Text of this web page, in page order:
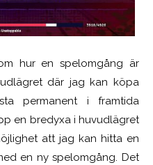
hur en spelomgång är
där jag kan köpa
permanent i framtida
en bredyxa i huvudlägret
att jag kan hitta en
en ny spelomgång. Det